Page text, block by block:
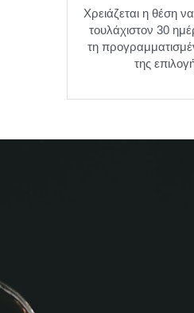
Χρειάζεται η θέση
τουλάχιστον 30
τη
της